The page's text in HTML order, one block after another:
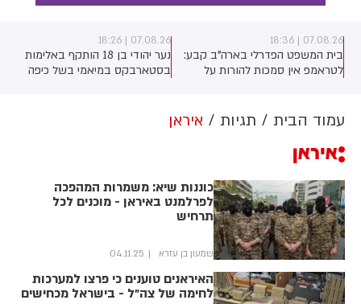
07.08.26 | 18:36
בית המשפט הפדרלי בארה"ב קבע:
לטראמפ אין סמכות להורות על
צפוי לדרוש את עצירת העבודות.
לממשל תינתן אפשרות לערער על
ההחלטה
07.08.26 | 18:26
נער יהודי בן 18 הותקף באלימות
בסטארבקס במיאמי בשל כיפה
אותו בטלפון סלולרי וניסתה לפגוע
בו עם כיסא ברזל תוך צעקות
עמוד הבית תגיות איראן
איראן
כוננות שיא: משמרות המהפכה
לפרלמנט באיראן - מוכנים לכל
תרחיש
שמעון בן עזרא 04.11.25
האיראנים טוענים כי פרצו למערכות
לחימה של צה״ל - בישראל מכחישים